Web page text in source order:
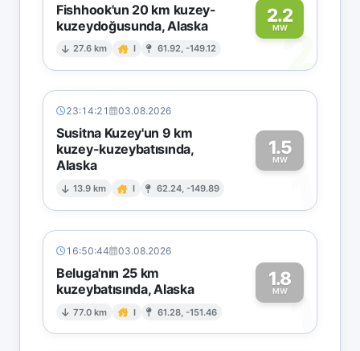
Fishhook'un 20 km kuzey-
kuzeydoğusunda, Alaska
27.6 km I 61.92, -149.12
2.2
MW2
23:14:21 03.08.2026
Susitna Kuzey'un 9 km
kuzey-kuzeybatısında,
Alaska
13.9 km I 62.24, -149.89
1.5
MW
1
16:50:44 03.08.2026
Beluga'nın 25 km
kuzeybatısında, Alaska
77.0 km I 61.28, -151.46
1.8
MW1